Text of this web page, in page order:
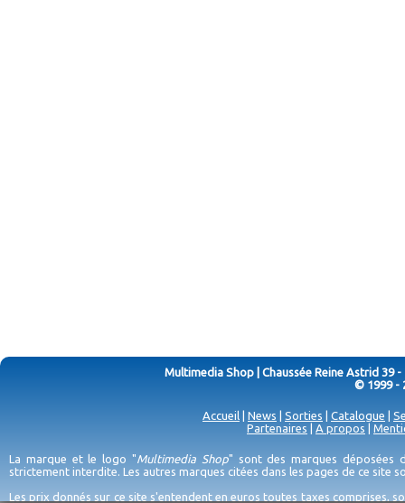
Multimedia Shop | Chaussée Reine Astrid 39 -
© 1999 -
Accueil News Sorties Catalogue
Partenaires
A propos
La marque et le logo "Multimedia Shop" sont des marques déposées
strictement interdite. Les autres marques citées dans les pages de ce site
Les prix donnés sur ce site s'entendent en euros toutes taxes comprises,